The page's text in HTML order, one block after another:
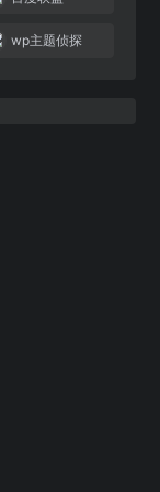
wp主题侦探